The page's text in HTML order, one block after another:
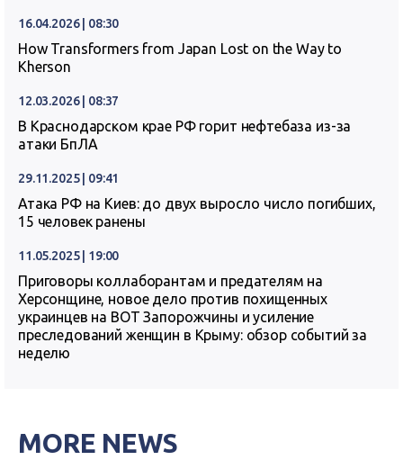
16.04.2026 | 08:30
How Transformers from Japan Lost on the Way to
Kherson
12.03.2026 | 08:37
В Краснодарском крае РФ горит нефтебаза из-за
атаки БпЛА
29.11.2025 | 09:41
Атака РФ на Киев: до двух выросло число погибших,
15 человек ранены
11.05.2025 | 19:00
Приговоры коллаборантам и предателям на
Херсонщине, новое дело против похищенных
украинцев на ВОТ Запорожчины и усиление
преследований женщин в Крыму: обзор событий за
неделю
MORE NEWS